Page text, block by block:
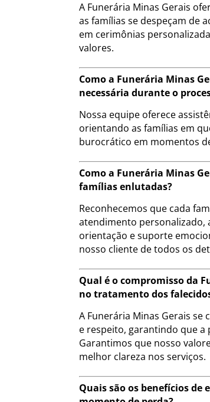
A Funerária Minas Gerais
as famílias se despeçam de
em cerimônias
valores.
Como a Funerária Minas
necessária durante o
Nossa equipe oferece
orientando as famílias em
burocrático em momentos
Como a Funerária Minas
famílias enlutadas?
Reconhecemos que cada
atendimento personalizado,
orientação e suporte
nosso cliente de todos os
Qual é o compromisso da
no tratamento dos
A Funerária Minas Gerais
e respeito, garantindo que a
Garantimos que nosso
melhor clareza nos serviços.
Quais são os benefícios de